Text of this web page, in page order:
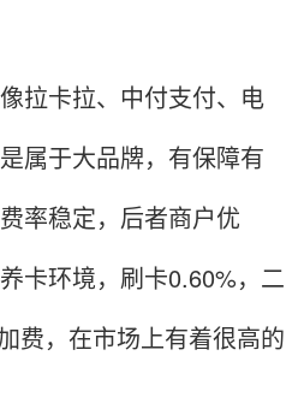
拉卡拉、中付支付、电
属于大品牌，有保障有
率稳定，后者商户优
卡环境，刷卡0.60%，二
费，在市场上有着很高的